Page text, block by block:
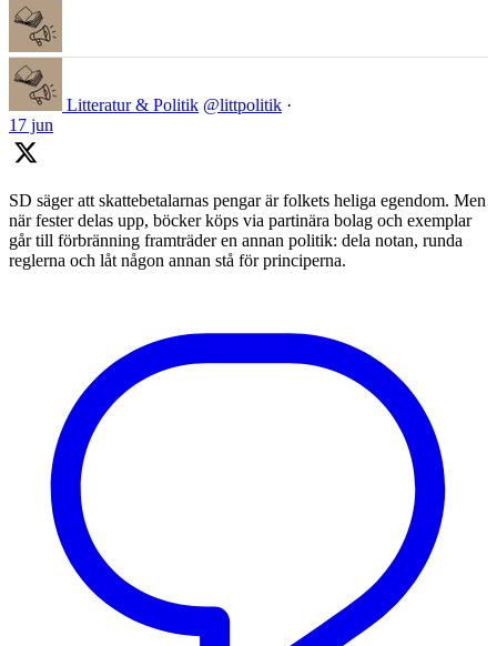
Litteratur & Politik @littpolitik ·
17 jun
SD säger att skattebetalarnas pengar är folkets heliga egendom. Men
när fester delas upp, böcker köps via partinära bolag och exemplar
går till förbränning framträder en annan politik: dela notan, runda
reglerna och låt någon annan stå för principerna.